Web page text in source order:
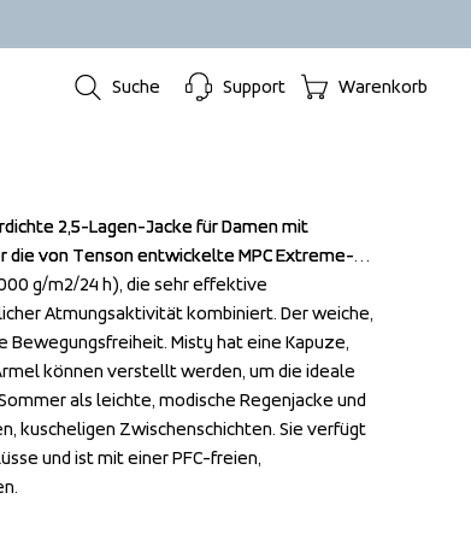
Suche Support Warenkorb
2,5-Lagen-Jacke für Damen mit
die von Tenson entwickelte MPC Extreme-
g/m2/24 h), die sehr effektive
Atmungsaktivität kombiniert. Der weiche,
Misty hat eine Kapuze,
können verstellt werden, um die ideale
als leichte, modische Regenjacke und
kuscheligen Zwischenschichten. Sie verfügt
und ist mit einer PFC-freien,
2,5-Lagen-Jacke für Damen mit
die von Tenson entwickelte MPC Extreme-
g/m2/24 h), die sehr effektive
Atmungsaktivität kombiniert. Der weiche,
Misty hat eine Kapuze,
können verstellt werden, um die ideale
als leichte, modische Regenjacke und
kuscheligen Zwischenschichten. Sie verfügt
und ist mit einer PFC-freien,